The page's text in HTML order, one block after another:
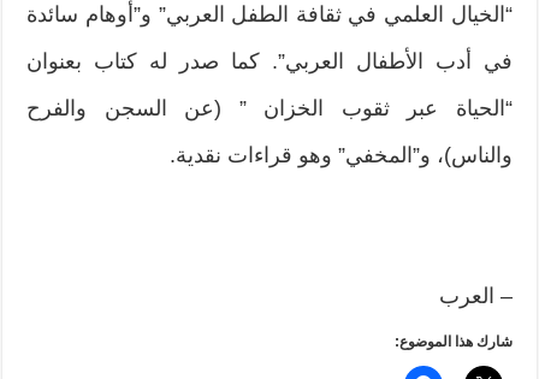
“الخيال العلمي في ثقافة الطفل العربي” و”أوهام سائدة
في أدب الأطفال العربي”. كما صدر له كتاب بعنوان
“الحياة عبر ثقوب الخزان ” (عن السجن والفرح
والناس)، و”المخفي” وهو قراءات نقدية.
– العرب
شارك هذا الموضوع: